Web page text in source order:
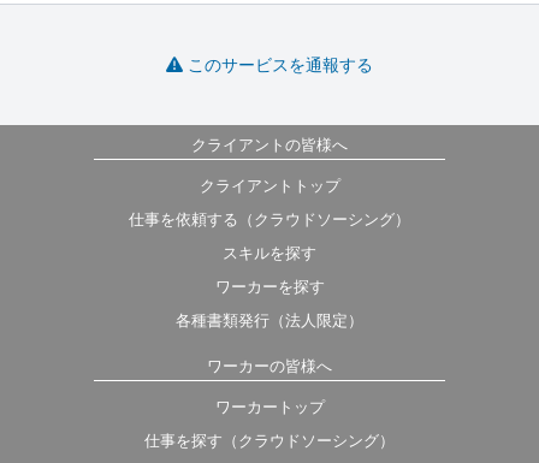
このサービスを通報する
クライアントの皆様へ
クライアントトップ
仕事を依頼する（クラウドソーシング）
スキルを探す
ワーカーを探す
各種書類発行（法人限定）
ワーカーの皆様へ
ワーカートップ
仕事を探す（クラウドソーシング）